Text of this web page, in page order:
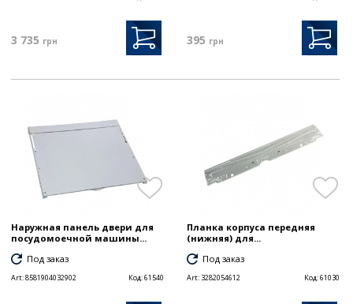
3 735 грн 395 грн
Наружная панель двери для
посудомоечной машины...
Под заказ
Art:8581904032902 Код:61540
Планка корпуса передняя
(нижняя) для...
Под заказ
Art: 3282054612 Код:61030